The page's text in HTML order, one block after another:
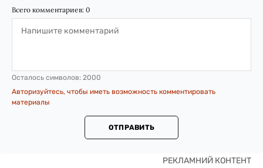
Всего комментариев: 0
Осталось символов: 2000
Авторизуйтесь, чтобы иметь возможность комментировать
материалы
ОТПРАВИТЬ